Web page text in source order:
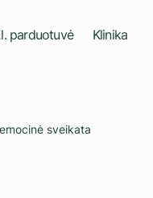
parduotuvė Klinika
sveikata